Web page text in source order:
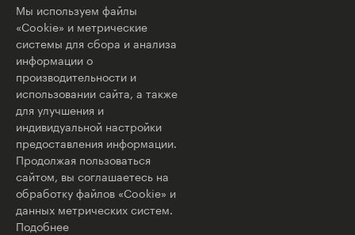
Мы используем файлы
«Cookie» и метрические
системы для сбора и анализа
информации о
производительности и
использовании сайта, а также
для улучшения и
индивидуальной настройки
предоставления информации.
Продолжая пользоваться
сайтом, вы соглашаетесь на
обработку файлов «Cookie» и
данных метрических систем.
Подобнее